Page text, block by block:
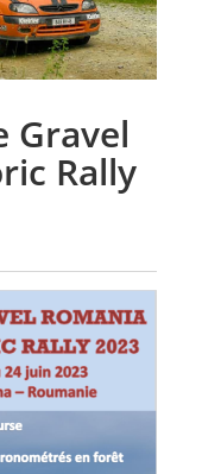
Gravel
Rally